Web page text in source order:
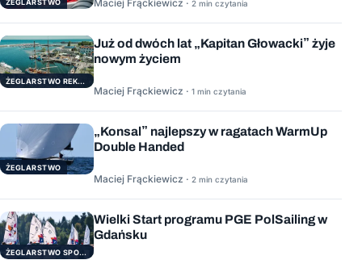
ŻEGLARSTWO Maciej Frąckiewicz · 2 min czytania
ŻEGLARSTWO REKERACYJNE
Już od dwóch lat „Kapitan Głowacki” żyje
nowym życiem
Maciej Frąckiewicz · 1 min czytania
ŻEGLARSTWO
„Konsal” najlepszy w ragatach WarmUp
Double Handed
Maciej Frąckiewicz · 2 min czytania
ŻEGLARSTWO SPORTOWE
Wielki Start programu PGE PolSailing w
Gdańsku